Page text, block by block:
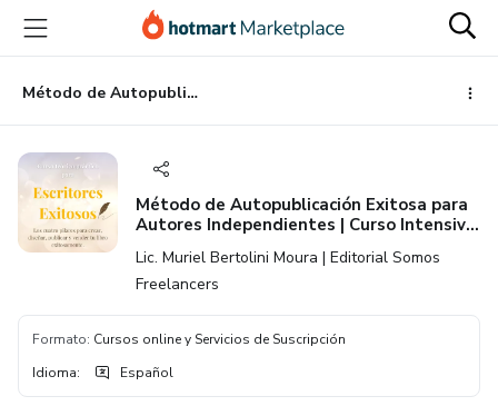
principal
página
de
página
Método de Autopublicación Exitosa para Autores Independientes | Curso Intensivo, Teórico Práctico para Escritores Exitosos
Método de Autopublicación Exitosa para
Autores Independientes | Curso Intensivo,
Lic. Muriel Bertolini Moura | Editorial Somos
Freelancers
Formato: Cursos online y Servicios de Suscripción
Idioma: Español